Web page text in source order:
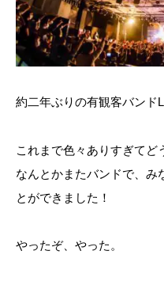
約二年ぶりの有観客バンド
これまで色々ありすぎてど
なんとかまたバンドで、み
とができました！
やったぞ、やった。